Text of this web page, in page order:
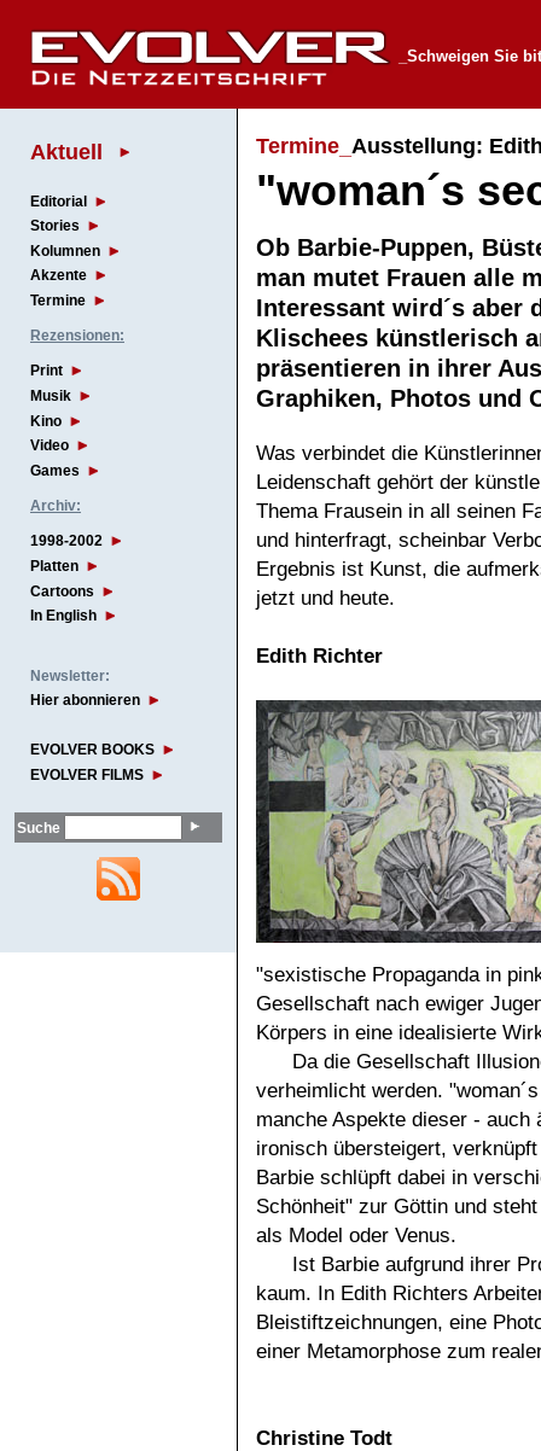
_Schweigen Sie
Aktuell
Editorial
Stories
Kolumnen
Akzente
Termine
Rezensionen:
Print
Musik
Kino
Video
Games
Archiv:
1998-2002
Platten
Cartoons
In English
Newsletter:
Hier abonnieren
EVOLVER BOOKS
EVOLVER FILMS
Suche
Termine_ Ausstellung:
"woman´s
Ob Barbie-Puppen,
man mutet Frauen alle
Interessant wird´s aber
Klischees künstlerisch
präsentieren in ihrer
Graphiken, Photos
Was verbindet die
Leidenschaft gehört der
Thema Frausein in all seinen
und hinterfragt, scheinbar
Ergebnis ist Kunst, die
jetzt und heute.
Edith Richter
"sexistische Propaganda in
Gesellschaft nach ewiger
Körpers in eine idealisierte
Da die Gesellschaft
verheimlicht werden.
manche Aspekte dieser -
ironisch übersteigert,
Barbie schlüpft dabei in
Schönheit" zur Göttin und
als Model oder Venus.
Ist Barbie aufgrund ihrer
kaum. In Edith Richters
Bleistiftzeichnungen, eine
einer Metamorphose zum
Christine Todt